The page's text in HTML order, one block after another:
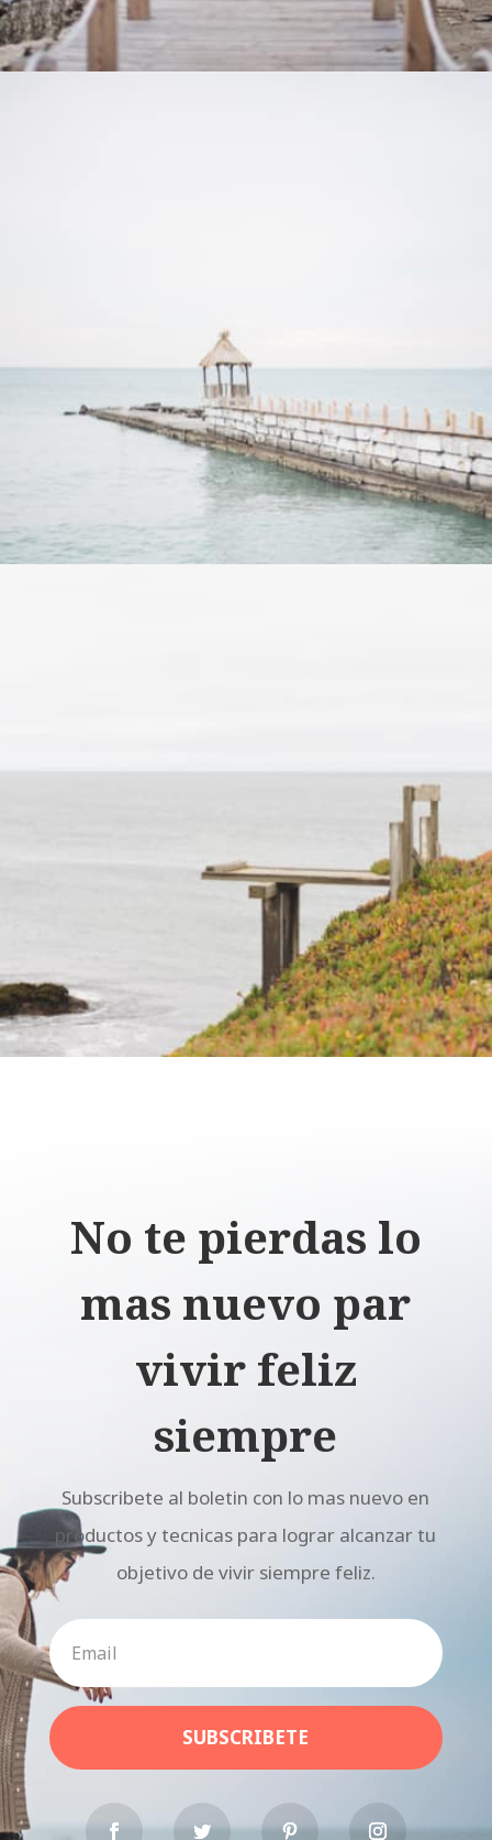
No te pierdas lo
mas nuevo par
vivir feliz
siempre
Subscribete al boletin con lo mas nuevo en
productos y tecnicas para lograr alcanzar tu
objetivo de vivir siempre feliz.
SUBSCRIBETE